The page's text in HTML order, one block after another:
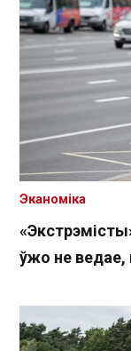
ўжо не ведае,
Эканоміка